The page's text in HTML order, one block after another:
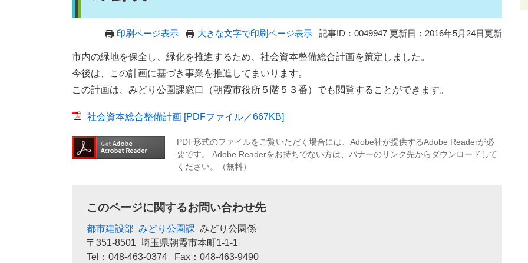
印刷ページ表示 大きな文字で印刷ページ表示 記事ID：0049947 更新日：2016年5月24日更新
市内の緑地を保全し、緑化を推進するため、社会資本整備総合計画を策定しました。
今後は、この計画に基づき事業を推進してまいります。
この計画は、みどり公園課窓口（朝霞市役所５階５３番）でも閲覧することができます。
社会資本総合整備計画 [PDFファイル／667KB]
PDF形式のファイルをご覧いただく場合には、Adobe社が提供するAdobe Readerが必
要です。
Adobe Readerをお持ちでない方は、バナーのリンク先からダウンロードして
ください。（無料）
このページに関するお問い合わせ先
都市建設部 みどり公園課 みどり公園係
〒351-8501 埼玉県朝霞市本町1-1-1
Tel：048-463-0374
Fax：048-463-9490